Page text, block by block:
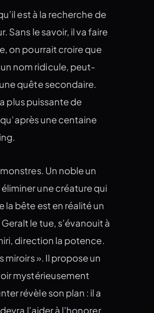
est à la recherche de
Sans le savoir, il va faire
on pourrait croire que
nom ridicule, peut-
quête secondaire.
plus puissante de
une centaine
Un noble un
une créature qui
la bête est en réalité un
le tue, s’évanouit à
direction la potence.
miroirs ». Il propose un
mystérieusement
révèle son plan : il a
l’aider à l’honorer.